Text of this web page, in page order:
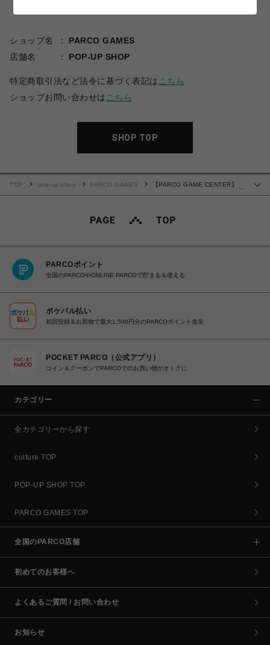
ショップ名
PARCO GAMES
店舗名
POP-UP SHOP
特定商取引法など法令に基づく表記は こちら
ショップお問い合わせは こちら
SHOP TOP
…
TOP pop-up-shop PARCO GAMES
【PARCO GAME CENTER】
PARCOポイント
全国のPARCOやONLINE PARCOで貯まる＆使える
ポケパル払い
初回登録＆お買物で最大1,500円分のPARCOポイント進呈
POCKET PARCO（公式アプリ）
コイン＆クーポンでPARCOでのお買い物がオトクに
カテゴリー
全カテゴリーから探す
culture TOP
POP-UP SHOP TOP
PARCO GAMES TOP
全国のPARCO店舗
初めてのお客様へ
よくあるご質問 / お問い合わせ
お知らせ